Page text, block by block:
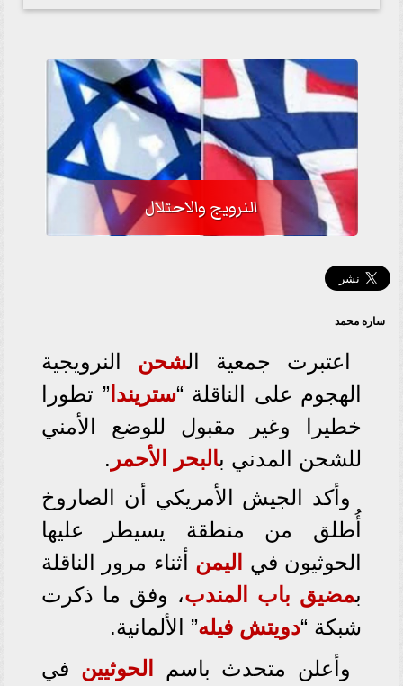
النرويج والاحتلال
ساره محمد
اعتبرت جمعية الشحن النرويجية
الهجوم على الناقلة “ستريندا” تطورا
خطيرا وغير مقبول للوضع الأمني
للشحن المدني بالبحر الأحمر .
وأكد الجيش الأمريكي أن الصاروخ
أُطلق من منطقة يسيطر عليها
الحوثيون في
اليمن أثناء مرور الناقلة
بمضيق باب المندب، وفق ما ذكرت
شبكة “دويتش فيله” الألمانية.
وأعلن متحدث باسم
الحوثيين في